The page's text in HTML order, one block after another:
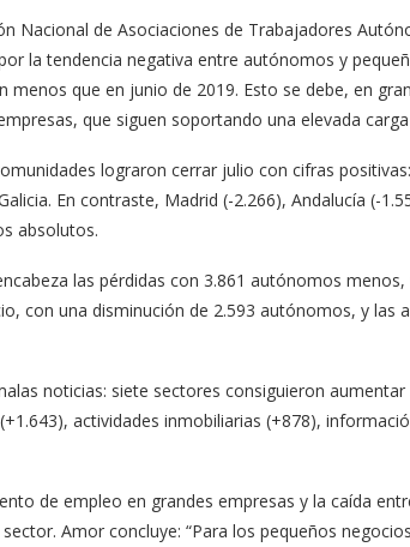
Nacional de Asociaciones de Trabajadores
la tendencia negativa entre autónomos y
menos que en junio de 2019. Esto se debe, en
que siguen soportando una elevada
lograron cerrar julio con cifras
En contraste, Madrid (-2.266), Andalucía (-
absolutos.
las pérdidas con 3.861 autónomos
con una disminución de 2.593 autónomos, y las
noticias: siete sectores consiguieron
actividades inmobiliarias (+878),
de empleo en grandes empresas y la caída
Amor concluye: “Para los pequeños